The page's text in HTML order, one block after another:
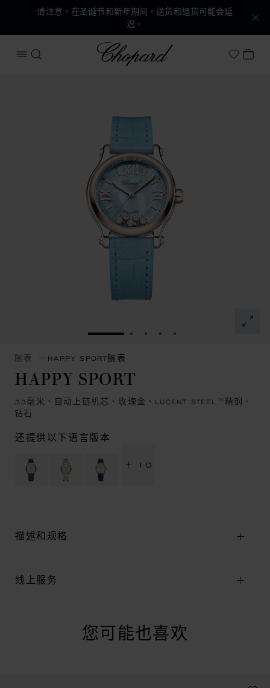
请注意，在圣诞节和新年期间，送货和退货可能会延
迟。
打开菜单
搜索
Chopard
My我
转到幻灯片 1转到幻灯片 2
转到幻灯片 3
转到幻灯片 4
转到幻灯片 5
腕表 HAPPY SPORT腕表
HAPPY SPORT
33毫米、自动上链机芯、玫瑰金、LUCENT STEEL™精钢、
钻石
还提供以下语言版本
+ 10
描述和规格
线上服务
您可能也喜欢